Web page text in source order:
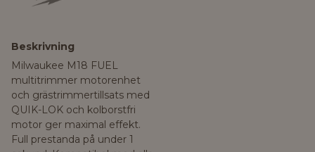
Beskrivning
Milwaukee M18 FUEL
multitrimmer motorenhet
och grästrimmertillsats med
QUIK-LOK och kolborstfri
motor ger maximal effekt.
Full prestanda på under 1